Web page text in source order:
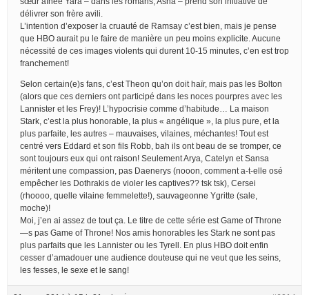
délivrer son frère avili.
L’intention d’exposer la cruauté de Ramsay c’est bien, mais je pense
que HBO aurait pu le faire de manière un peu moins explicite. Aucune
nécessité de ces images violents qui durent 10-15 minutes, c’en est trop
franchement!
Selon certain(e)s fans, c’est Theon qu’on doit haïr, mais pas les Bolton
(alors que ces derniers ont participé dans les noces pourpres avec les
Lannister et les Frey)! L’hypocrisie comme d’habitude… La maison
Stark, c’est la plus honorable, la plus « angélique », la plus pure, et la
plus parfaite, les autres – mauvaises, vilaines, méchantes! Tout est
centré vers Eddard et son fils Robb, bah ils ont beau de se tromper, ce
sont toujours eux qui ont raison! Seulement Arya, Catelyn et Sansa
méritent une compassion, pas Daenerys (nooon, comment a-t-elle osé
empêcher les Dothrakis de violer les captives?? tsk tsk), Cersei
(rhoooo, quelle vilaine femmelette!), sauvageonne Ygritte (sale,
moche)!
Moi, j’en ai assez de tout ça. Le titre de cette série est Game of Throne
—s pas Game of Throne! Nos amis honorables les Stark ne sont pas
plus parfaits que les Lannister ou les Tyrell. En plus HBO doit enfin
cesser d’amadouer une audience douteuse qui ne veut que les seins,
les fesses, le sexe et le sang!